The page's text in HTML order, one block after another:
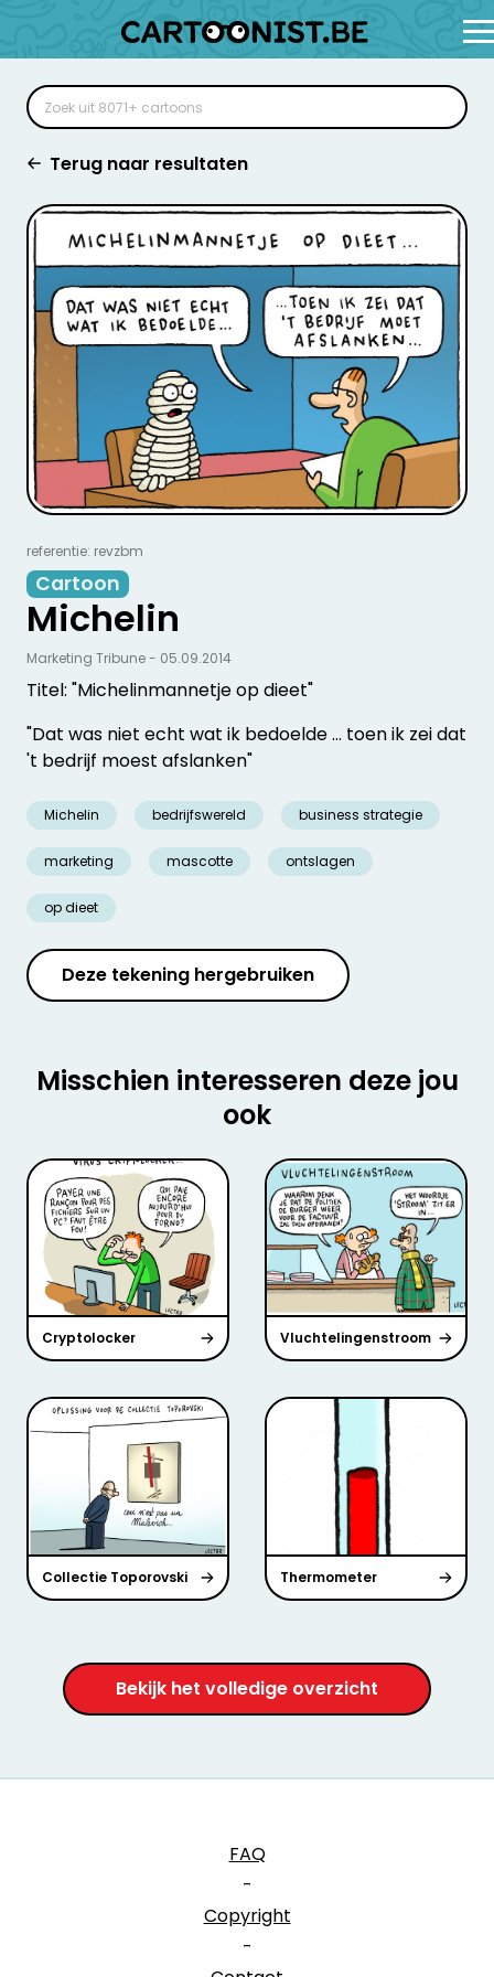
Terug naar resultaten
referentie: revzbm
Cartoon
Michelin
Titel: "Michelinmannetje op dieet"
"Dat was niet echt wat ik bedoelde ... toen ik zei dat
't bedrijf moest afslanken"
Michelin bedrijfswereld business strategie
marketing mascotte ontslagen
op dieet
Marketing Tribune - 05.09.2014
Deze tekening hergebruiken
Misschien interesseren deze jou
ook
Cryptolocker Vluchtelingenstroom
Collectie Toporovski Thermometer
Bekijk het volledige overzicht
FAQ
-
Copyright
-